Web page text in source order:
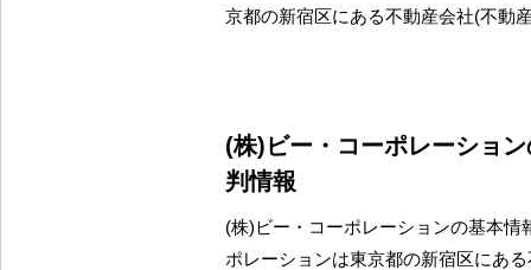
京都の新宿区にある不動産会社(不動
(株)ビー・コーポレーショ
判情報
(株)ビー・コーポレーションの基本情
ポレーションは東京都の新宿区にあ